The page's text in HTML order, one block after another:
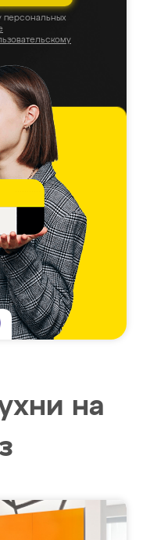
персональных
на